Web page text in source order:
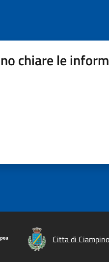
chiare le
Citta di Ciampino